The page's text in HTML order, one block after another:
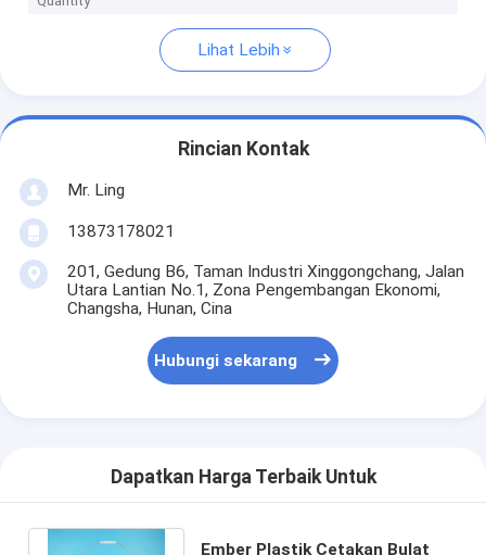
Lihat Lebih
Rincian Kontak
Mr. Ling
13873178021
201, Gedung B6, Taman Industri Xinggongchang, Jalan
Utara Lantian No.1, Zona Pengembangan Ekonomi,
Changsha, Hunan, Cina
Hubungi sekarang
Dapatkan Harga Terbaik Untuk
Ember Plastik Cetakan Bulat